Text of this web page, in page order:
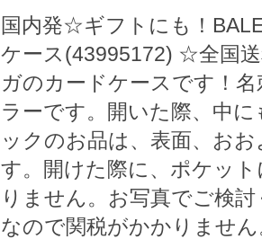
国内発☆ギフトにも！
ケース(43995172) ☆全国
ガのカードケースです！
ラーです。開いた際、中
ックのお品は、表面、お
す。開けた際に、ポケッ
りません。お写真でご検
なので関税がかかりませ